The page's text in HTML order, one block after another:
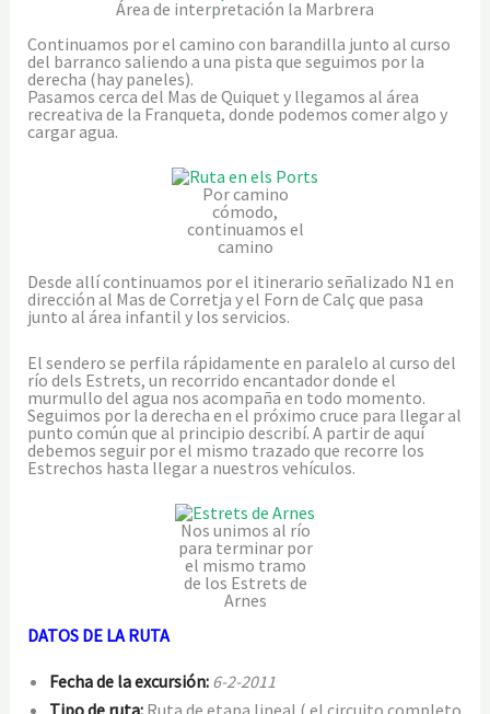
Área de interpretación la Marbrera
Continuamos por el camino con barandilla junto al curso
del barranco saliendo a una pista que seguimos por la
derecha (hay paneles).
Pasamos cerca del Mas de Quiquet y llegamos al área
recreativa de la Franqueta, donde podemos comer algo y
cargar agua.
Por camino
cómodo,
continuamos el
camino
Desde allí continuamos por el itinerario señalizado N1 en
dirección al Mas de Corretja y el Forn de Calç que pasa
junto al área infantil y los servicios.
El sendero se perfila rápidamente en paralelo al curso del
río dels Estrets, un recorrido encantador donde el
murmullo del agua nos acompaña en todo momento.
Seguimos por la derecha en el próximo cruce para llegar al
punto común que al principio describí. A partir de aquí
debemos seguir por el mismo trazado que recorre los
Estrechos hasta llegar a nuestros vehículos.
Nos unimos al río
para terminar por
el mismo tramo
de los Estrets de
Arnes
DATOS DE LA RUTA
Fecha de la excursión: 6-2-2011
Tipo de ruta: Ruta de etapa lineal ( el circuito completo